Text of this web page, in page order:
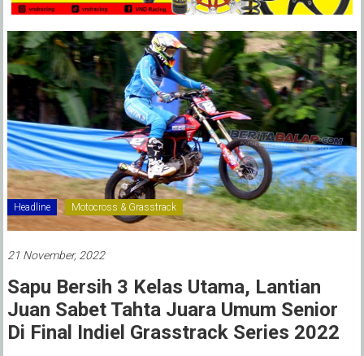
Headline Motocross & Grasstrack
21 November, 2022
Sapu Bersih 3 Kelas Utama, Lantian
Juan Sabet Tahta Juara Umum Senior
Di Final Indiel Grasstrack Series 2022